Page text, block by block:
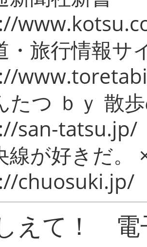
・旅行情報サ
たつ ｂｙ 散
san-tatsu.jp/
線が好きだ。
chuosuki.jp/
えて！ 電